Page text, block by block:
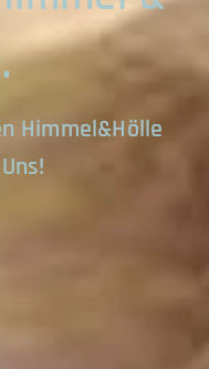
Himmel&Hölle